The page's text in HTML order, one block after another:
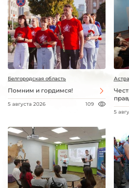
Белгородская область
Помним и гордимся!
5 августа 2026 109
5